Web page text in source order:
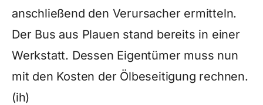
anschließend den Verursacher ermitteln.
Der Bus aus Plauen stand bereits in einer
Werkstatt. Dessen Eigentümer muss nun
mit den Kosten der Ölbeseitigung rechnen.
(ih)